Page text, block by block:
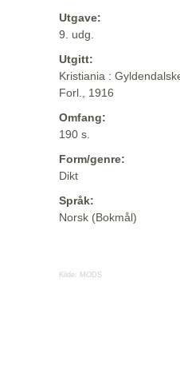
Utgave:
9. udg.
Utgitt:
Kristiania :
Forl., 1916
Omfang:
190 s.
Form/genre:
Dikt
Språk:
Norsk (Bokmål)
Kilde: MODS